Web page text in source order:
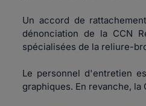
Un accord de
dénonciation de la CCN
spécialisées de la reliure-
Le personnel d'entretien
graphiques. En revanche,